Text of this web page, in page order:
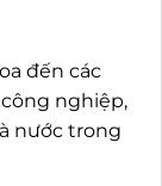
đến các
nghiệp,
nước trong